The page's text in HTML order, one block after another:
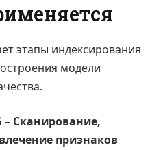
этапы индексирования
модели
– Сканирование,
признаков